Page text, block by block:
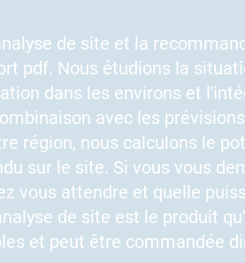
de site et la
pdf. Nous étudions la
dans les environs et
avec les
région, nous calculons le
sur le site. Si vous vous
vous attendre et quelle
de site est le produit
et peut être commandée